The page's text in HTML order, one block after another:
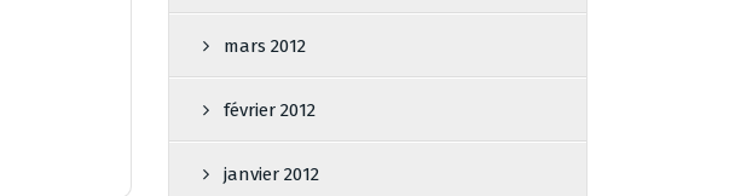
mars 2012
février 2012
janvier 2012